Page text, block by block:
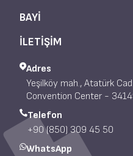
BAYI
İLETİŞİM
Adres
Yeşilköy mah., Atatürk
Convention Center -
Telefon
+90 (850) 309 45 50
WhatsApp